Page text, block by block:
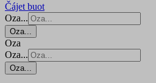
Čájet buot
Oza...
Oza...
Oza
Oza...
Oza...